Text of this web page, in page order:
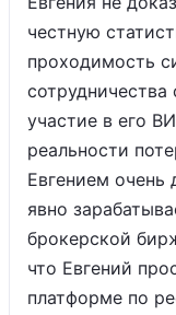
честную
проходимость
участие в его
реальности
Евгением
явно
брокерской
что Евгений
платформе по